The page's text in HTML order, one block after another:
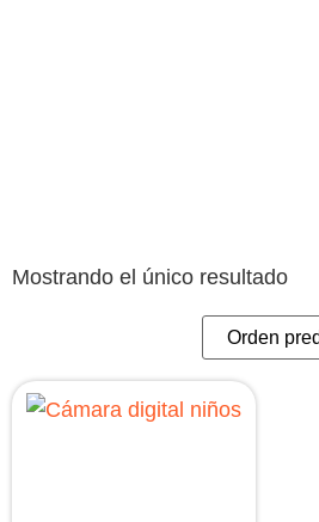
Mostrando el único resultado